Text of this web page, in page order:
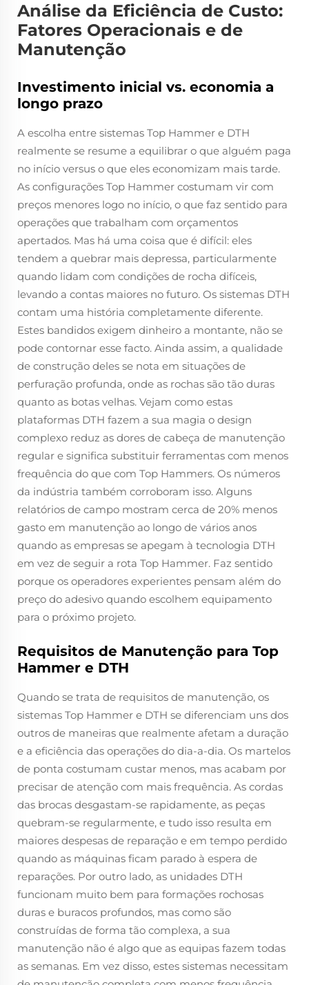
Análise da Eficiência de Custo:
Fatores Operacionais e de
Manutenção
Investimento inicial vs. economia a
longo prazo
A escolha entre sistemas Top Hammer e DTH
realmente se resume a equilibrar o que alguém paga
no início versus o que eles economizam mais tarde.
As configurações Top Hammer costumam vir com
preços menores logo no início, o que faz sentido para
operações que trabalham com orçamentos
apertados. Mas há uma coisa que é difícil: eles
tendem a quebrar mais depressa, particularmente
quando lidam com condições de rocha difíceis,
levando a contas maiores no futuro. Os sistemas DTH
contam uma história completamente diferente.
Estes bandidos exigem dinheiro a montante, não se
pode contornar esse facto. Ainda assim, a qualidade
de construção deles se nota em situações de
perfuração profunda, onde as rochas são tão duras
quanto as botas velhas. Vejam como estas
plataformas DTH fazem a sua magia o design
complexo reduz as dores de cabeça de manutenção
regular e significa substituir ferramentas com menos
frequência do que com Top Hammers. Os números
da indústria também corroboram isso. Alguns
relatórios de campo mostram cerca de 20% menos
gasto em manutenção ao longo de vários anos
quando as empresas se apegam à tecnologia DTH
em vez de seguir a rota Top Hammer. Faz sentido
porque os operadores experientes pensam além do
preço do adesivo quando escolhem equipamento
para o próximo projeto.
Requisitos de Manutenção para Top
Hammer e DTH
Quando se trata de requisitos de manutenção, os
sistemas Top Hammer e DTH se diferenciam uns dos
outros de maneiras que realmente afetam a duração
e a eficiência das operações do dia-a-dia. Os martelos
de ponta costumam custar menos, mas acabam por
precisar de atenção com mais frequência. As cordas
das brocas desgastam-se rapidamente, as peças
quebram-se regularmente, e tudo isso resulta em
maiores despesas de reparação e em tempo perdido
quando as máquinas ficam parado à espera de
reparações. Por outro lado, as unidades DTH
funcionam muito bem para formações rochosas
duras e buracos profundos, mas como são
construídas de forma tão complexa, a sua
manutenção não é algo que as equipas fazem todas
as semanas. Em vez disso, estes sistemas necessitam